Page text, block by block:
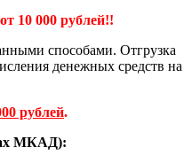
10 000 рублей!!
способами. Отгрузка
денежных средств на
рублей.
МКАД):